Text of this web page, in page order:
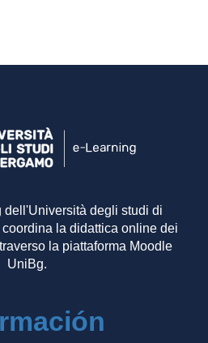
dell'Università degli studi di
la didattica online dei
la piattaforma Moodle
UniBg.